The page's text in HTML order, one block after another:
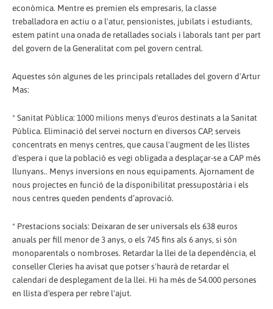
econòmica. Mentre es premien els empresaris, la classe
treballadora en actiu o a l'atur, pensionistes, jubilats i estudiants,
estem patint una onada de retallades socials i laborals tant per part
del govern de la Generalitat com pel govern central.
Aquestes són algunes de les principals retallades del govern d'Artur
Mas:
* Sanitat Pública: 1000 milions menys d'euros destinats a la Sanitat
Pública. Eliminació del servei nocturn en diversos CAP, serveis
concentrats en menys centres, que causa l'augment de les llistes
d'espera i que la població es vegi obligada a desplaçar-se a CAP més
llunyans.. Menys inversions en nous equipaments. Ajornament de
nous projectes en funció de la disponibilitat pressupostària i els
nous centres queden pendents d’aprovació.
* Prestacions socials: Deixaran de ser universals els 638 euros
anuals per fill menor de 3 anys, o els 745 fins als 6 anys, si són
monoparentals o nombroses. Retardar la llei de la dependència, el
conseller Cleries ha avisat que potser s'haurà de retardar el
calendari de desplegament de la llei. Hi ha més de 54.000 persones
en llista d'espera per rebre l'ajut.